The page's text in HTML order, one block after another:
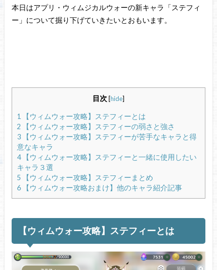
本日はアプリ・ウィムジカルウォーの新キャラ「ステフィ
ー」について掘り下げていきたいとおもいます。
目次 [hide]
1
【ウィムウォー攻略】ステフィーとは
2 【ウィムウォー攻略】ステフィーの弱さと強さ
3【ウィムウォー攻略】ステフィーが苦手なキャラと得
意なキャラ
4【ウィムウォー攻略】ステフィーと一緒に使用したい
キャラ３選
5 【ウィムウォー攻略】ステフィーまとめ
6【ウィムウォー攻略おまけ】他のキャラ紹介記事
【ウィムウォー攻略】ステフィーとは